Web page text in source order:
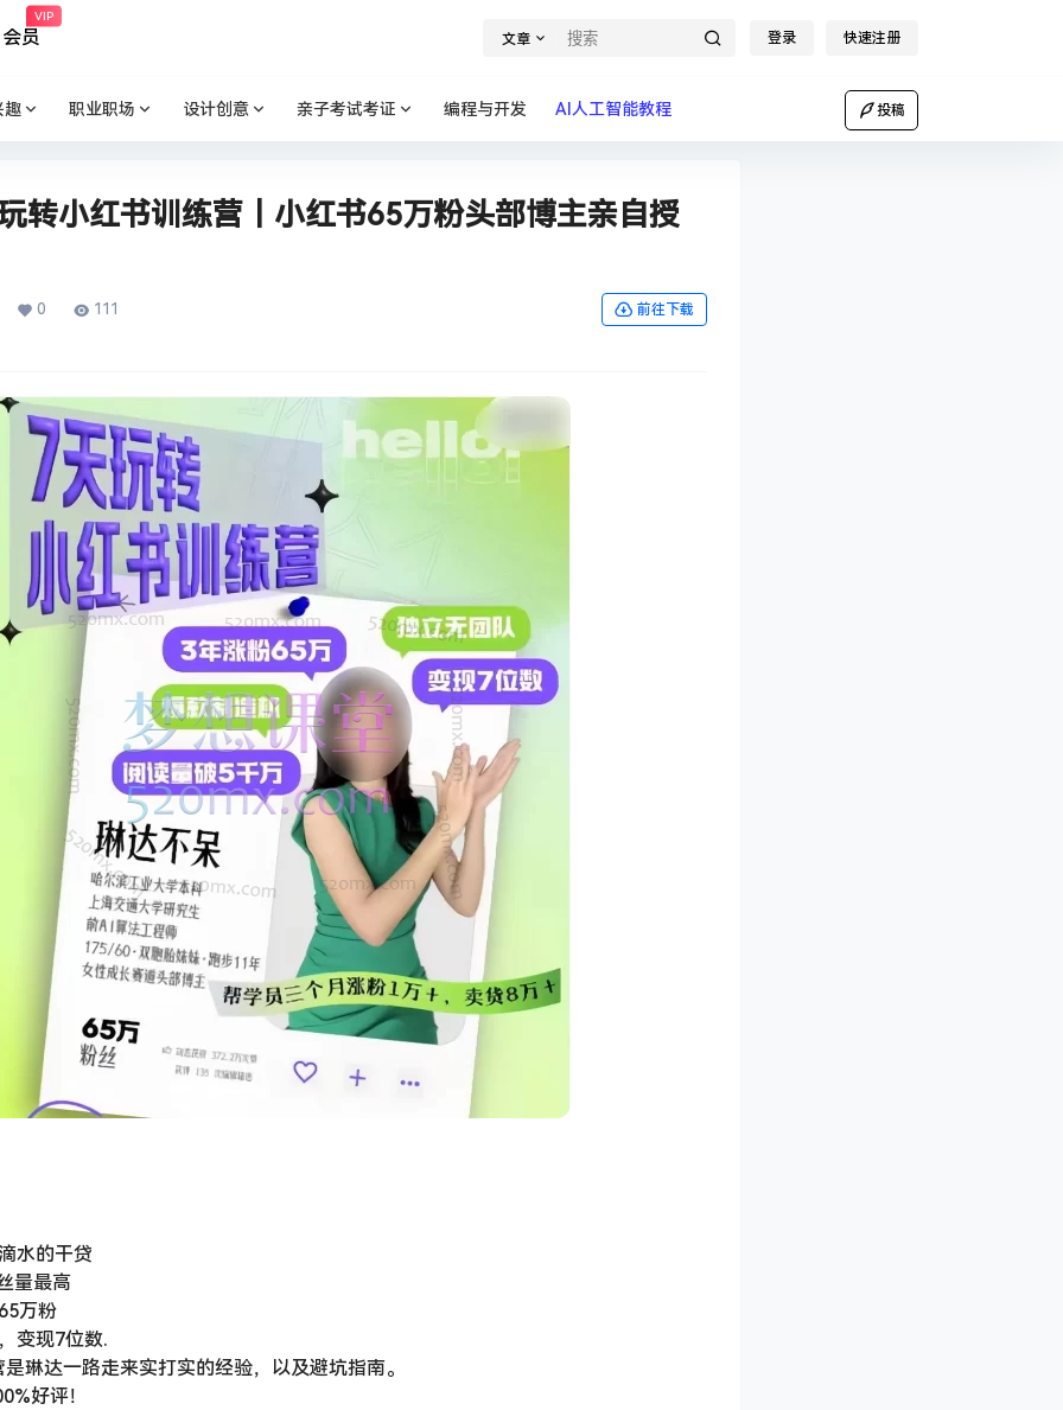
会员
VIP
文章 登录 快速注册
趣 职业职场 设计创意 亲子考试考证 编程与开发 AI人工智能教程 投稿
转小红书训练营｜小红书65万粉头部博主亲自授
0 111 前往下载
水的干贷
量最高
万粉
变现7位数.
琳达一路走来实打实的经验，以及避坑指南。
好评！